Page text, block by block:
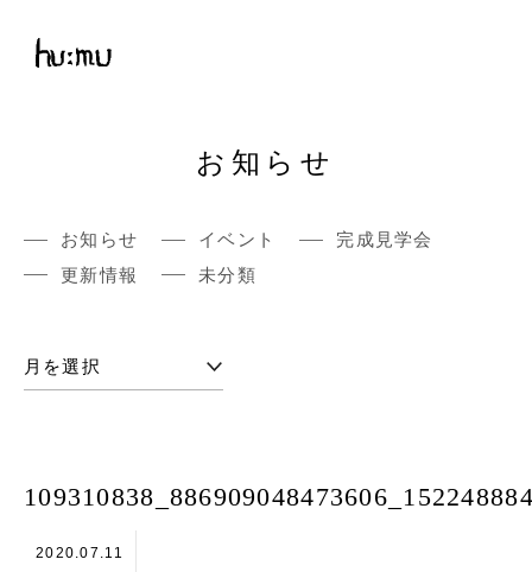
お知らせ
お知らせ イベント
完成見学会
更新情報
未分類
2020.07.11